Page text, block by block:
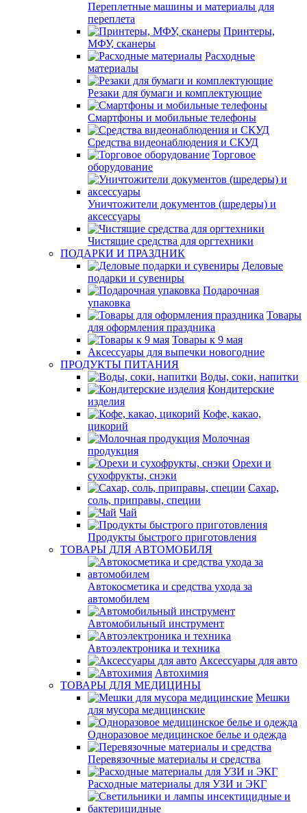
Переплетные машины и материалы для
переплета
Принтеры,
МФУ, сканеры
Расходные
материалы
Резаки для бумаги и комплектующие
Смартфоны и мобильные телефоны
Средства видеонаблюдения и СКУД
Торговое
оборудование
Уничтожители документов (шредеры) и
аксессуары
Чистящие средства для оргтехники
ПОДАРКИ И ПРАЗДНИК
Деловые
подарки и сувениры
Подарочная
упаковка
Товары
для оформления праздника
Товары к 9 мая
Аксессуары для выпечки новогодние
ПРОДУКТЫ ПИТАНИЯ
Воды, соки, напитки
Кондитерские
изделия
Кофе, какао,
цикорий
Молочная
продукция
Орехи и
сухофрукты, снэки
Сахар,
соль, приправы, специи
Чай
Продукты быстрого приготовления
ТОВАРЫ ДЛЯ АВТОМОБИЛЯ
Автокосметика и средства ухода за
автомобилем
Автомобильный инструмент
Автоэлектроника и техника
Аксессуары для авто
Автохимия
ТОВАРЫ ДЛЯ МЕДИЦИНЫ
Мешки
для мусора медицинские
Одноразовое медицинское белье и одежда
Перевязочные материалы и средства
Расходные материалы для УЗИ и ЭКГ